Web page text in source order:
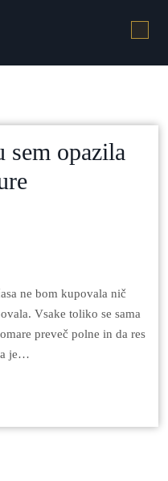
sem opazila
Vsake toliko se sama
preveč polne in da res
je…